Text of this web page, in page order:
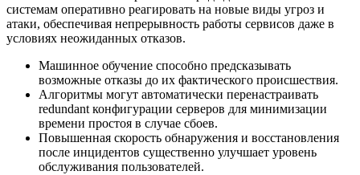
системам оперативно реагировать на новые виды угроз и
атаки, обеспечивая непрерывность работы сервисов даже в
условиях неожиданных отказов.
Машинное обучение способно предсказывать
возможные отказы до их фактического происшествия.
Алгоритмы могут автоматически перенастраивать
redundant конфигурации серверов для минимизации
времени простоя в случае сбоев.
Повышенная скорость обнаружения и восстановления
после инцидентов существенно улучшает уровень
обслуживания пользователей.